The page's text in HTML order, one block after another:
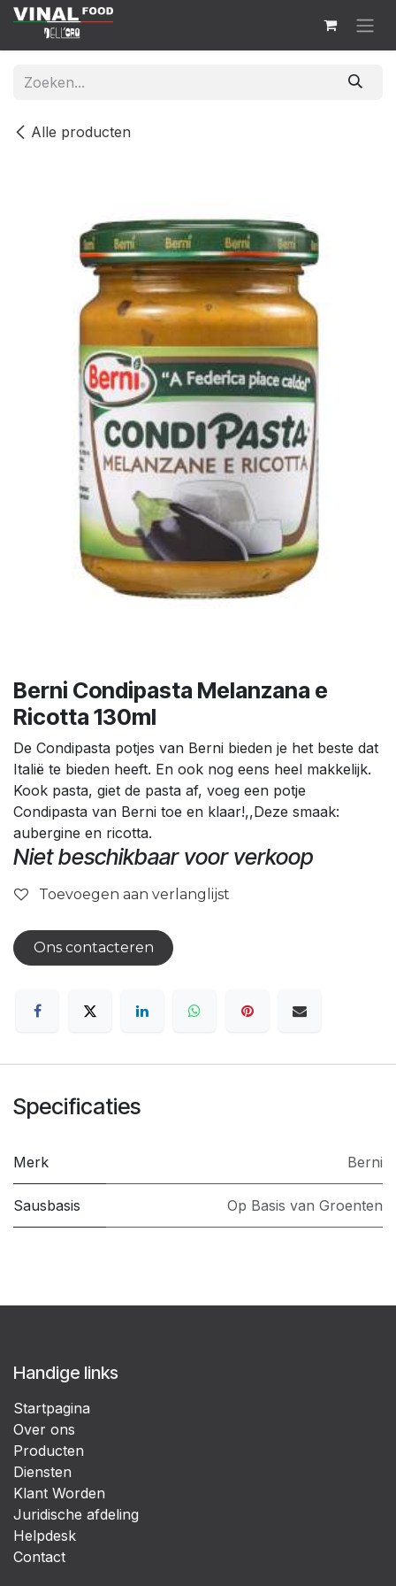
Overslaan naar inhoud
Alle producten
Berni Condipasta Melanzana e
Ricotta 130ml
De Condipasta potjes van Berni bieden je het beste dat
Italië te bieden heeft. En ook nog eens heel makkelijk.
Kook pasta, giet de pasta af, voeg een potje
Condipasta van Berni toe en klaar!,,Deze smaak:
aubergine en ricotta.
Niet beschikbaar voor verkoop
Toevoegen aan verlanglijst
Ons contacteren
Specificaties
Merk Berni
Sausbasis Op Basis van Groenten
Handige links
Startpagina
Over ons
Producten
Diensten
Klant Worden
Juridische afdeling
Helpdesk
Contact